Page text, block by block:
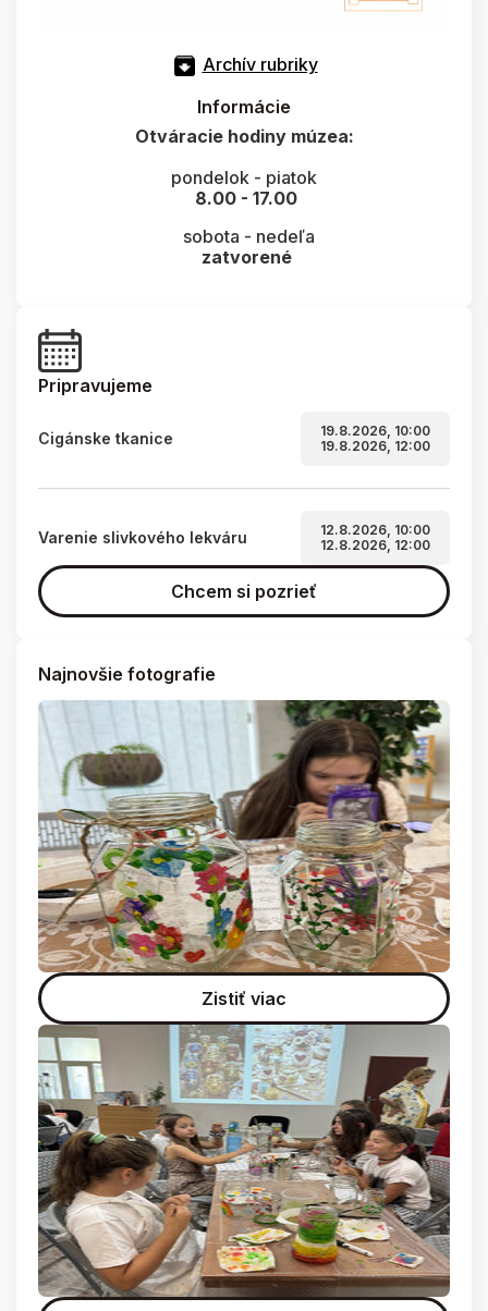
Archív rubriky
Informácie
Otváracie hodiny múzea:
pondelok - piatok
8.00 - 17.00
sobota - nedeľa
zatvorené
Pripravujeme
Cigánske tkanice
19.8.2026, 10:00
19.8.2026, 12:00
Varenie slivkového lekváru
12.8.2026, 10:00
12.8.2026, 12:00
Chcem si pozrieť
Najnovšie fotografie
Zistiť viac